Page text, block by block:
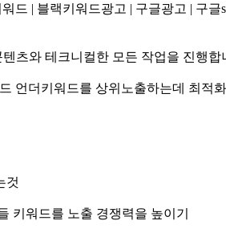
드 | 블랙키워드광고 | 구글광고 | 구글
츠와 테크니컬한 모든 작업을 진행합
언더키워드를 상위노출하는데 최적
것
키워드를 노출 경쟁력을 높이기